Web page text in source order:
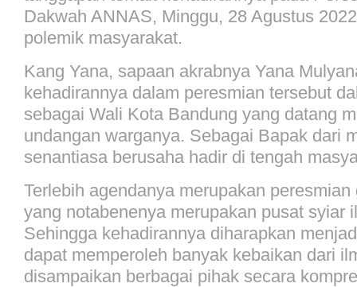
Dakwah ANNAS, Minggu, 28 Agustus
polemik masyarakat.
Kang Yana, sapaan akrabnya Yana
kehadirannya dalam peresmian tersebut
sebagai Wali Kota Bandung yang datang
undangan warganya. Sebagai Bapak dari
senantiasa berusaha hadir di tengah
Terlebih agendanya merupakan
yang notabenenya merupakan pusat syiar
Sehingga kehadirannya diharapkan
dapat memperoleh banyak kebaikan dari
disampaikan berbagai pihak secara